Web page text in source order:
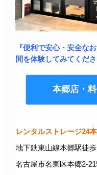
『便利で安心・安全な
間を体験してみてくださ
本郷店・
レンタルストレージ24
地下鉄東山線本郷駅徒
名古屋市名東区本郷2-